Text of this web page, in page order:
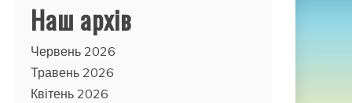
Наш архів
Червень 2026
Травень 2026
Квітень 2026